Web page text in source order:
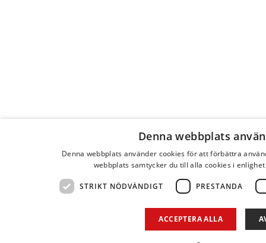
Denna webbplats
Denna webbplats använder cookies för att förbättra
webbplats samtycker du till alla cookies i
STRIKT NÖDVÄNDIGT PRESTANDA
ACCEPTERA ALLA